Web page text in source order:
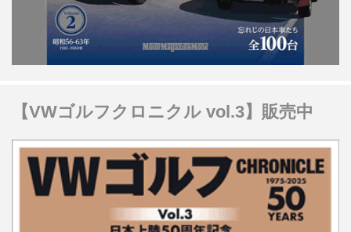
【VWゴルフクロニクル vol.3】販売中